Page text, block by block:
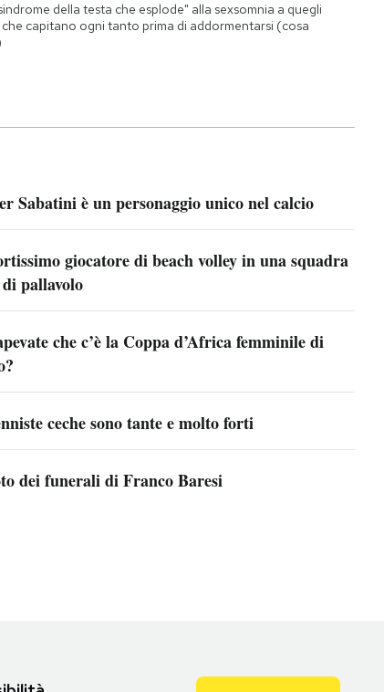
della testa che esplode" alla sexsomnia a quegli
che capitano ogni tanto prima di addormentarsi (cosa
Sabatini è un personaggio unico nel calcio
giocatore di beach volley in una squadra
pallavolo
che c’è la Coppa d’Africa femminile di
ceche sono tante e molto forti
dei funerali di Franco Baresi